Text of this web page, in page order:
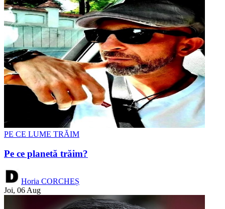
PE CE LUME TRĂIM
Pe ce planetă trăim?
Horia CORCHEȘ
Joi, 06 Aug